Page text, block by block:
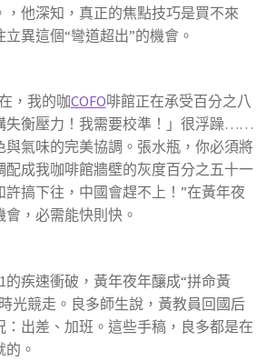
，他深知，真正的焦點技巧是買不來
異這個“彎道超出”的機會。
，我的咖COFO啡館正在承受百分之八
失衡壓力！我需要校準！」很浮躁……
與氣味的完美協調。張水瓶，你必須將
配成我咖啡館牆壁的灰度百分之五十一
搞下往，中國會趕不上！”在黃年夜
，必需能快則快。
疾速衝破，黃年夜年釀成“拼命黃
光競走。良多師生說，黃教員回國后
：出差、加班。這些手稿，良多都是在
。